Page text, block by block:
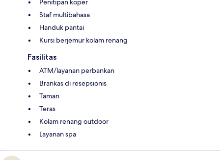
Penitipan koper
Staf multibahasa
Handuk pantai
Kursi berjemur kolam renang
Fasilitas
ATM/layanan perbankan
Brankas di resepsionis
Taman
Teras
Kolam renang outdoor
Layanan spa